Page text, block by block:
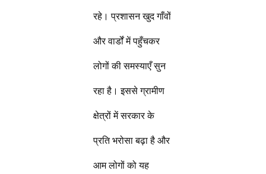
रहे। प्रशासन खुद गाँवों
और वार्डों में पहुँचकर
लोगों की समस्याएँ सुन
रहा है। इससे ग्रामीण
क्षेत्रों में सरकार के
प्रति भरोसा बढ़ा है और
आम लोगों को यह